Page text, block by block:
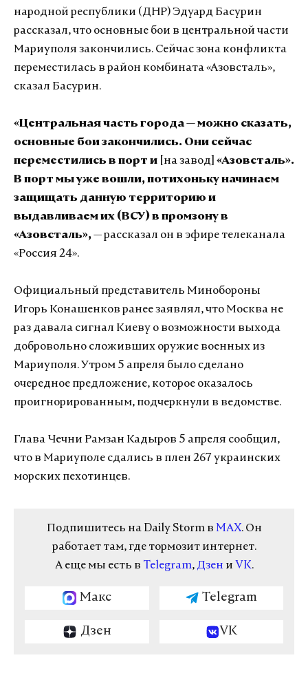
народной республики (ДНР) Эдуард Басурин
рассказал, что основные бои в центральной части
Мариуполя закончились. Сейчас зона конфликта
переместилась в район комбината «Азовсталь»,
сказал Басурин.
«Центральная часть города — можно сказать,
основные бои закончились. Они сейчас
переместились в порт и
[на завод] «Азовсталь».
В порт мы уже вошли, потихоньку начинаем
защищать данную территорию и
выдавливаем их (ВСУ) в промзону в
«Азовсталь», — рассказал он в эфире телеканала
«Россия 24».
Официальный представитель Минобороны
Игорь Конашенков ранее заявлял, что Москва не
раз давала сигнал Киеву о возможности выхода
добровольно сложивших оружие военных из
Мариуполя. Утром 5 апреля было сделано
очередное предложение, которое оказалось
проигнорированным, подчеркнули в ведомстве.
Глава Чечни Рамзан Кадыров 5 апреля сообщил,
что в Мариуполе сдались в плен 267 украинских
морских пехотинцев.
Подпишитесь на Daily Storm в MAX. Он
работает там, где тормозит интернет.
А еще мы есть в Telegram, Дзен и VK.
Макс Telegram
Дзен VK